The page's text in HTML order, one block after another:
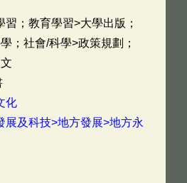
；教育學習>大學出版；
；社會/科學>政策規劃；
化
展及科技>地方發展>地方永